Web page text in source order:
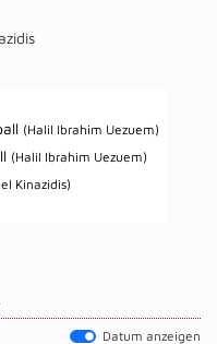
(Halil Ibrahim Uezuem)
(Halil Ibrahim Uezuem)
Kinazidis)
Datum anzeigen